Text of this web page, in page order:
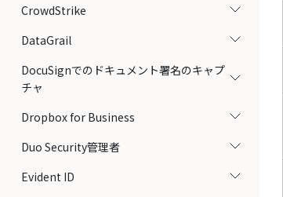
CrowdStrike
DataGrail
DocuSignでのドキュメント署名のキャプ
チャ
Dropbox for Business
Duo Security管理者
Evident ID